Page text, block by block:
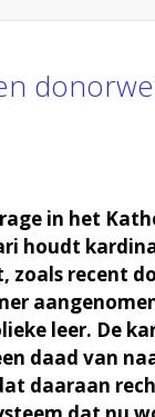
in het
houdt
zoals recent
leer. De
daad van
daaraan